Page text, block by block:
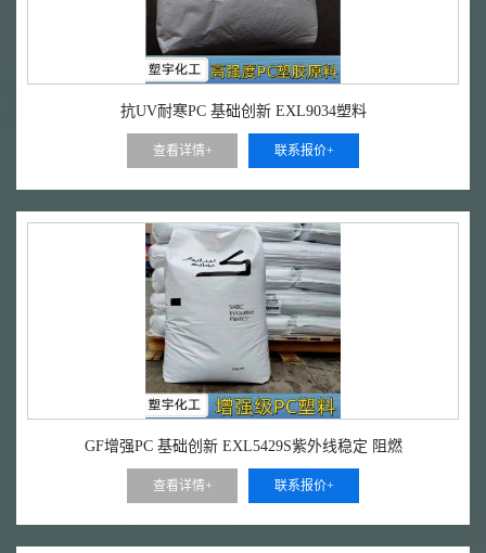
抗UV耐寒PC 基础创新 EXL9034塑料
查看详情+ 联系报价+
GF增强PC 基础创新 EXL5429S紫外线稳定 阻燃
查看详情+ 联系报价+